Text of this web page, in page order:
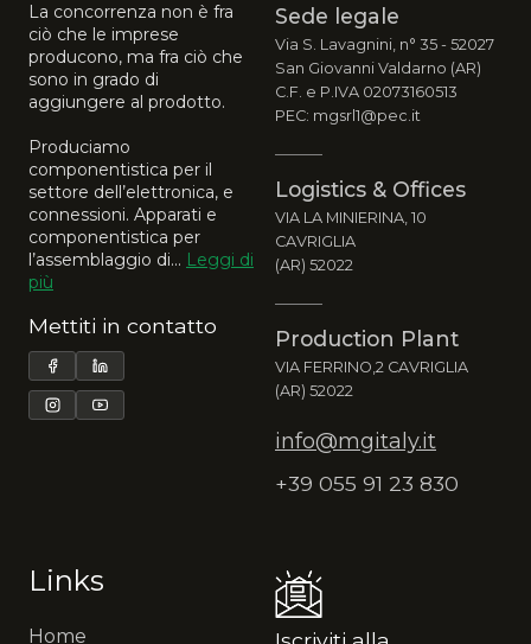
La concorrenza non è fra
ciò che le imprese
producono, ma fra ciò che
sono in grado di
aggiungere al prodotto.
Produciamo
componentistica per il
settore dell’elettronica, e
connessioni. Apparati e
componentistica per
l’assemblaggio di... Leggi di
più
Mettiti in contatto
Sede legale
Via S. Lavagnini, n° 35 - 52027
San Giovanni Valdarno (AR)
C.F. e P.IVA 02073160513
PEC: mgsrl1@pec.it
Logistics & Offices
VIA LA MINIERINA, 10
CAVRIGLIA
(AR) 52022
Production Plant
VIA FERRINO,2 CAVRIGLIA
(AR) 52022
info@mgitaly.it
+39 055 91 23 830
Links
Home